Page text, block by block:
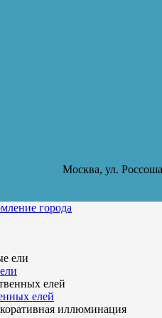
Москва, ул.
города
елей